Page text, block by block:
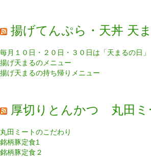
揚げてんぷら・天丼 天
毎月１０日・２０日・３０日は「天まるの日」
揚げ天まるのメニュー
揚げ天まるの持ち帰りメニュー
厚切りとんかつ 丸田ミ
丸田ミートのこだわり
銘柄豚定食1
銘柄豚定食２